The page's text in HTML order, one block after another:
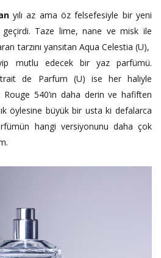
yılı az ama öz felsefesiyle bir yeni
Taze lime, nane ve misk ile
tarzını yansıtan Aqua Celestia (U),
mutlu edecek bir yaz parfümü.
de Parfum (U) ise her haliyle
540’ın daha derin ve hafiften
öylesine büyük bir usta ki defalarca
hangi versiyonunu daha çok